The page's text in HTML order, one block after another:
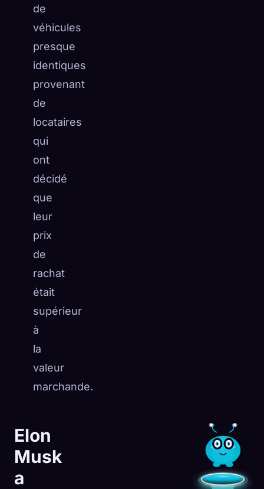
de
véhicules
presque
identiques
provenant
de
locataires
qui
ont
décidé
que
leur
prix
de
rachat
était
supérieur
à
la
valeur
marchande.
Elon
Musk
a